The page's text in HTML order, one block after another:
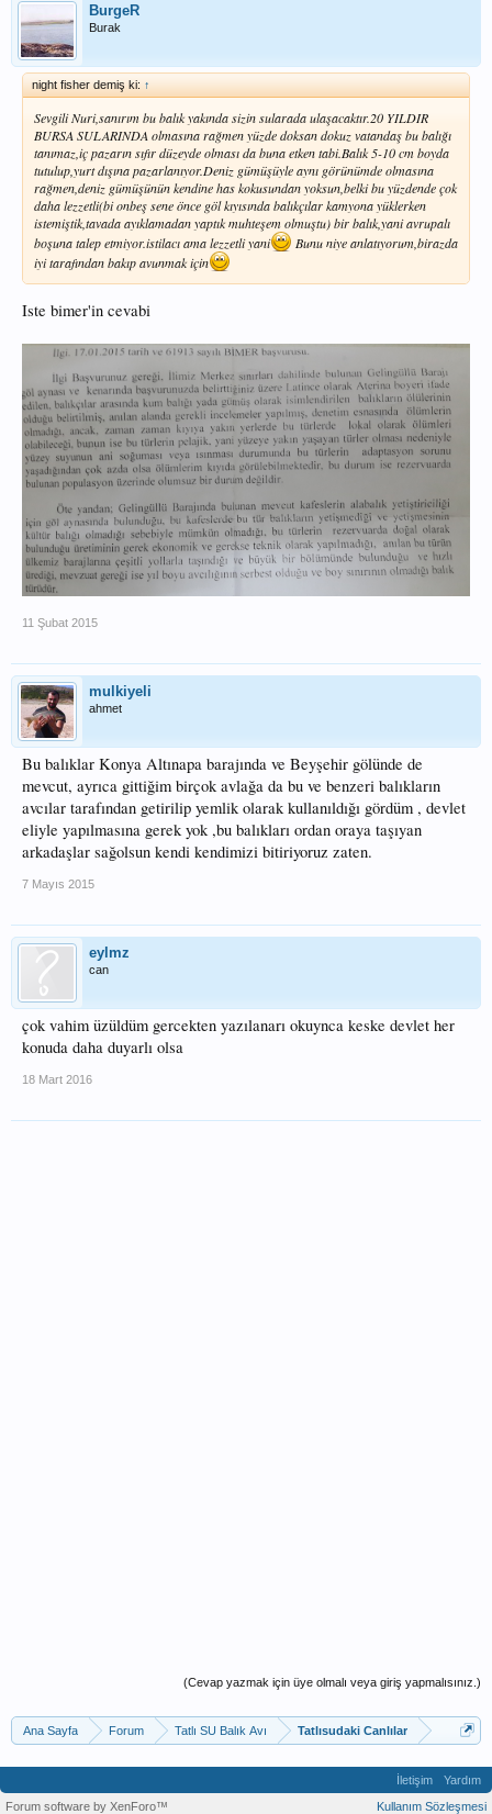
BurgeR
Burak
night fisher demiş ki: ↑
Sevgili Nuri,sanırım bu balık yakında sizin sularada ulaşacaktır.20 YILDIR
BURSA SULARINDA olmasına rağmen yüzde doksan dokuz vatandaş bu balığı
tanımaz,iç pazarın sıfır düzeyde olması da buna etken tabi.Balık 5-10 cm boyda
tutulup,yurt dışına pazarlanıyor.Deniz gümüşüyle aynı görünümde olmasına
rağmen,deniz gümüşünün kendine has kokusundan yoksun,belki bu yüzdende çok
daha lezzetli(bi onbeş sene önce göl kıyısında balıkçılar kamyona yüklerken
istemiştik,tavada ayıklamadan yaptık muhteşem olmuştu) bir balık,yani avrupalı
boşuna talep etmiyor.istilacı ama lezzetli yani
Bunu niye anlatıyorum,birazda
iyi tarafından bakıp avunmak için
Iste bimer'in cevabi
11 Şubat 2015
mulkiyeli
ahmet
Bu balıklar Konya Altınapa barajında ve Beyşehir gölünde de
mevcut, ayrıca gittiğim birçok avlağa da bu ve benzeri balıkların
avcılar tarafından getirilip yemlik olarak kullanıldığı gördüm , devlet
eliyle yapılmasına gerek yok ,bu balıkları ordan oraya taşıyan
arkadaşlar sağolsun kendi kendimizi bitiriyoruz zaten.
7 Mayıs 2015
eylmz
can
çok vahim üzüldüm gercekten yazılanarı okuynca keske devlet her
konuda daha duyarlı olsa
18 Mart 2016
(Cevap yazmak için üye olmalı veya giriş yapmalısınız.)
Ana Sayfa Forum Tatlı SU Balık Avı Tatlısudaki Canlılar
İletişim
Yardım
Kullanım Sözleşmesi
Forum software by XenForo™